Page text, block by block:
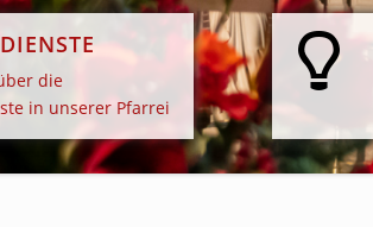
die
in unserer Pfarrei